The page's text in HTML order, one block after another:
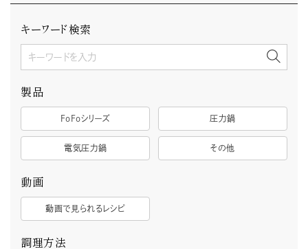
キーワード検索
製品
FoFoシリーズ 圧力鍋
電気圧力鍋 その他
動画
動画で見られるレシピ
調理方法